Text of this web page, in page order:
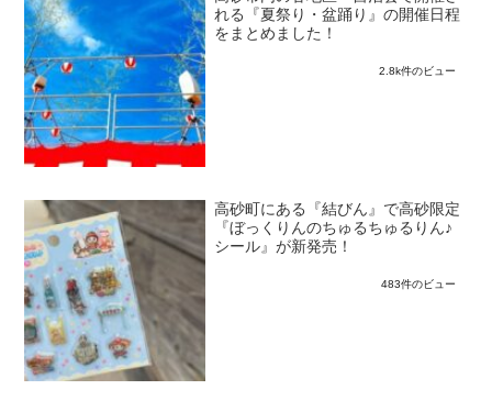
れる『夏祭り・盆踊り』の開催日程
をまとめました！
2.8k件のビュー
高砂町にある『結びん』で高砂限定
『ぼっくりんのちゅるちゅるりん♪
シール』が新発売！
483件のビュー